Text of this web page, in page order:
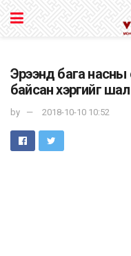
Эрээнд бага насны
байсан хэргийг
by 2018-10-10 10:52